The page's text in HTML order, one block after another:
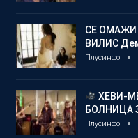
СЕ ОМАЖИ
ВИЛИС
Плусинфо
ХЕВИ-
БОЛНИЦА
Плусинфо